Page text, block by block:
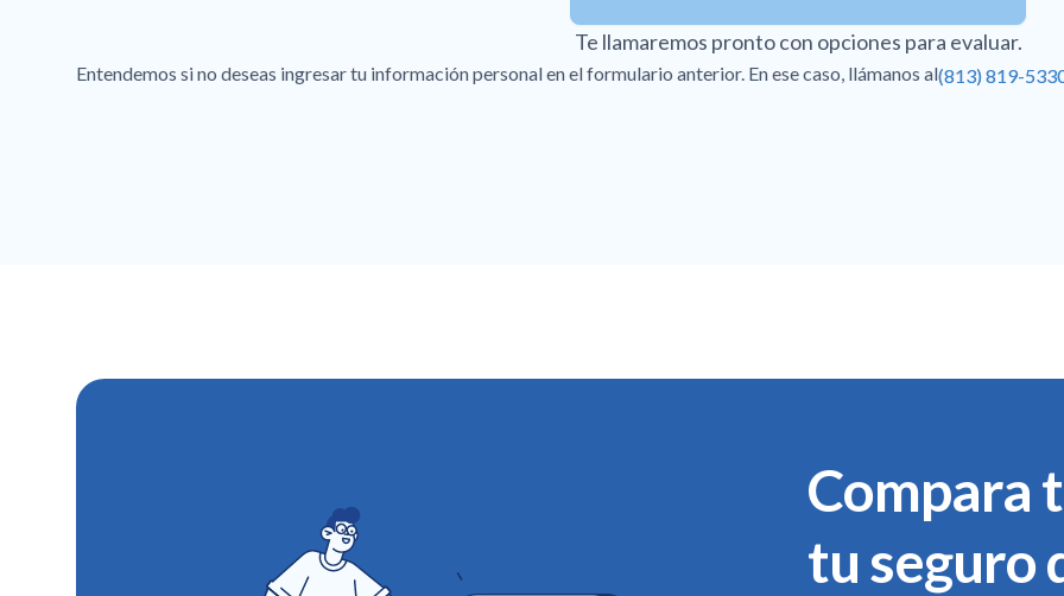
Te llamaremos pronto con opciones para evaluar.
Entendemos si no deseas ingresar tu información personal en el formulario anterior. En ese caso, llámanos al(813) 819-
Compara
tu seguro